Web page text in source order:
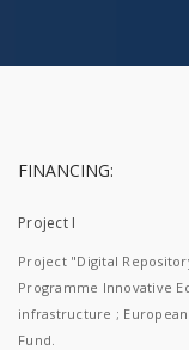
FINANCING:
Project I
Project "Digital
Programme Innovative
infrastructure ;
Fund.